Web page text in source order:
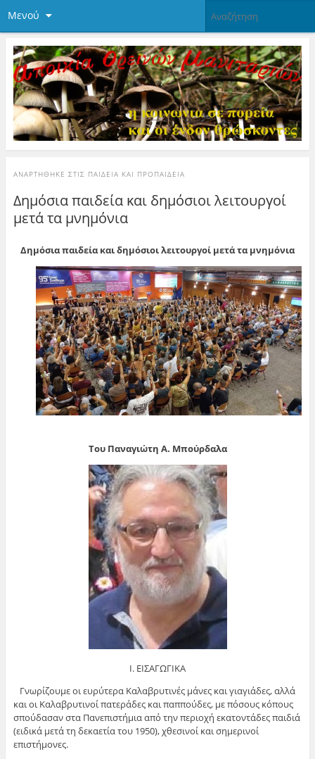
Μενού
ΑΝΑΡΤΉΘΗΚΕ ΣΤΙΣ ΠΑΙΔΕΊΑ ΚΑΙ ΠΡΟΠΑΊΔΕΙΑ
Δημόσια παιδεία και δημόσιοι λειτουργοί
μετά τα μνημόνια
Δημόσια παιδεία και δημόσιοι λειτουργοί μετά τα μνημόνια
Του Παναγιώτη Α. Μπούρδαλα
Ι. ΕΙΣΑΓΩΓΙΚΑ
Γνωρίζουμε οι ευρύτερα Καλαβρυτινές μάνες και γιαγιάδες, αλλά
και οι Καλαβρυτινοί πατεράδες και παππούδες, με πόσους κόπους
σπούδασαν στα Πανεπιστήμια από την περιοχή εκατοντάδες παιδιά
(ειδικά μετά τη δεκαετία του 1950), χθεσινοί και σημερινοί
επιστήμονες.